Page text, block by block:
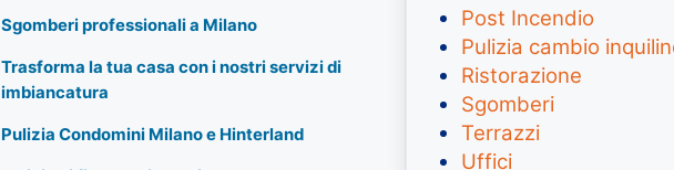
Sgomberi professionali a Milano
Trasforma la tua casa con i nostri servizi di
imbiancatura
Pulizia Condomini Milano e Hinterland
Post Incendio
Pulizia cambio
Ristorazione
Sgomberi
Terrazzi
Uffici